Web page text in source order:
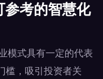
考的智慧化
模式具有一定的代表
槛，吸引投资者关